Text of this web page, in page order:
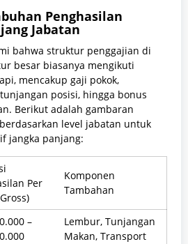
Penghasilan
Jabatan
bahwa struktur penggajian di
besar biasanya mengikuti
mencakup gaji pokok,
posisi, hingga bonus
Berikut adalah gambaran
level jabatan untuk
jangka panjang:
Per
Komponen
Tambahan
–
Lembur, Tunjangan
Makan, Transport